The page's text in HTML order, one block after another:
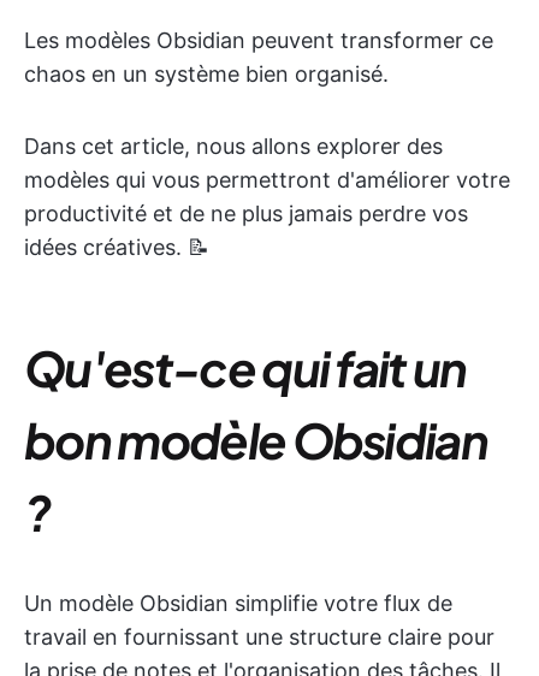
Les modèles Obsidian peuvent transformer ce
chaos en un système bien organisé.
Dans cet article, nous allons explorer des
modèles qui vous permettront d'améliorer votre
productivité et de ne plus jamais perdre vos
idées créatives. 📝
Qu'est-ce qui fait un
bon modèle Obsidian
?
Un modèle Obsidian simplifie votre flux de
travail en fournissant une structure claire pour
la prise de notes et l'organisation des tâches. Il